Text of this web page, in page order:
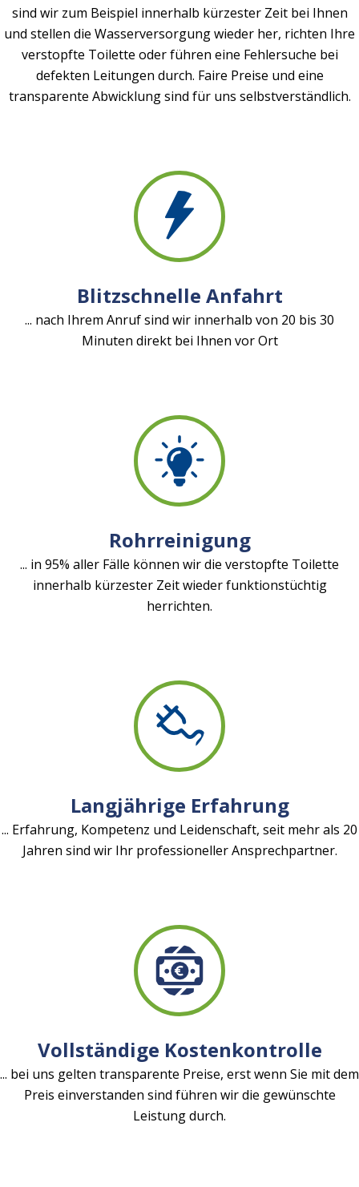
sind wir zum Beispiel innerhalb kürzester Zeit bei Ihnen
und stellen die Wasserversorgung wieder her, richten Ihre
verstopfte Toilette oder führen eine Fehlersuche bei
defekten Leitungen durch. Faire Preise und eine
transparente Abwicklung sind für uns selbstverständlich.
Blitzschnelle Anfahrt
... nach Ihrem Anruf sind wir innerhalb von 20 bis 30
Minuten direkt bei Ihnen vor Ort
Rohrreinigung
... in 95% aller Fälle können wir die verstopfte Toilette
innerhalb kürzester Zeit wieder funktionstüchtig
herrichten.
Langjährige Erfahrung
... Erfahrung, Kompetenz und Leidenschaft, seit mehr als 20
Jahren sind wir Ihr professioneller Ansprechpartner.
Vollständige Kostenkontrolle
... bei uns gelten transparente Preise, erst wenn Sie mit dem
Preis einverstanden sind führen wir die gewünschte
Leistung durch.